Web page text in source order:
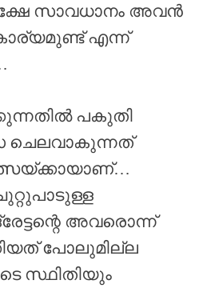
സാവധാനം അവൻ
എന്ന്
പകുതി
ചെലവാകുന്നത്
അവരൊന്ന്
പോലുമില്ല
സ്ഥിതിയും